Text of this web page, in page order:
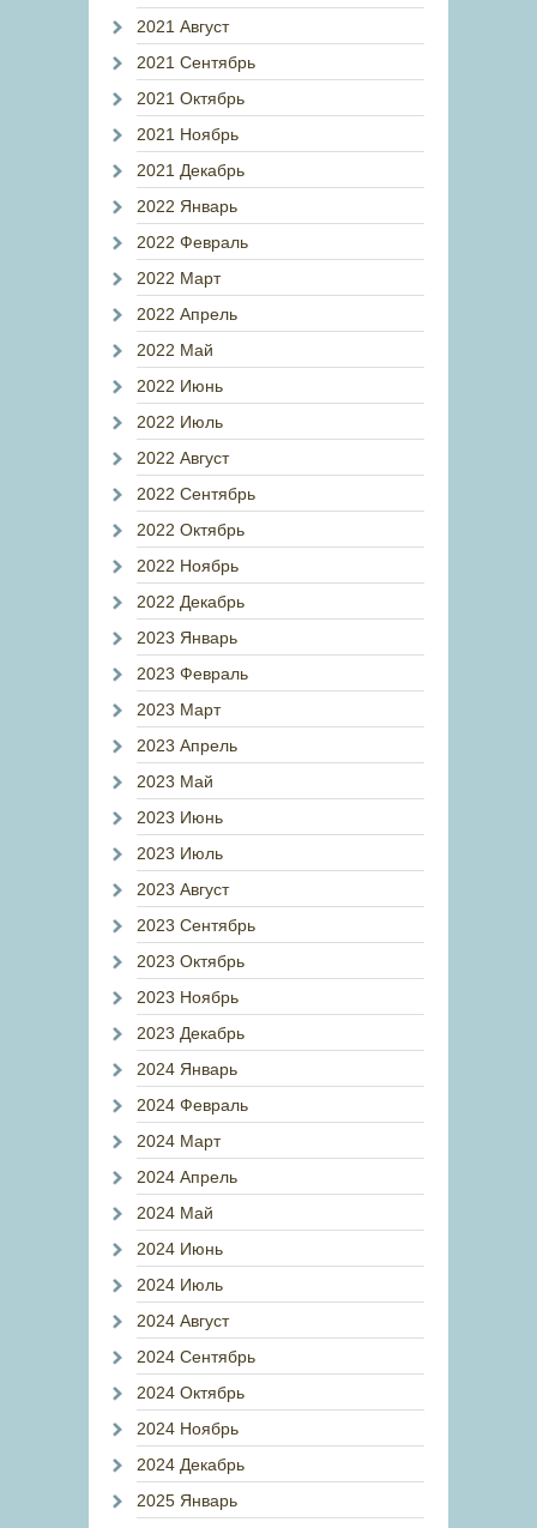
2021 Август
2021 Сентябрь
2021 Октябрь
2021 Ноябрь
2021 Декабрь
2022 Январь
2022 Февраль
2022 Март
2022 Апрель
2022 Май
2022 Июнь
2022 Июль
2022 Август
2022 Сентябрь
2022 Октябрь
2022 Ноябрь
2022 Декабрь
2023 Январь
2023 Февраль
2023 Март
2023 Апрель
2023 Май
2023 Июнь
2023 Июль
2023 Август
2023 Сентябрь
2023 Октябрь
2023 Ноябрь
2023 Декабрь
2024 Январь
2024 Февраль
2024 Март
2024 Апрель
2024 Май
2024 Июнь
2024 Июль
2024 Август
2024 Сентябрь
2024 Октябрь
2024 Ноябрь
2024 Декабрь
2025 Январь